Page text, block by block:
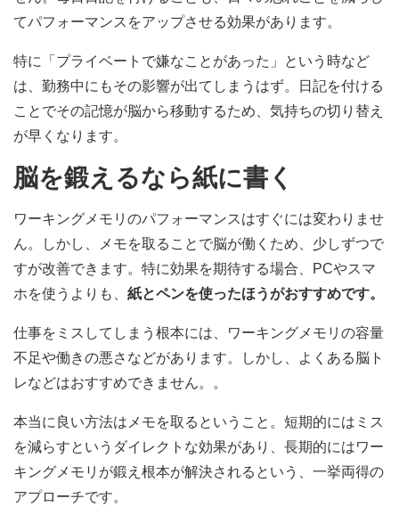
てパフォーマンスをアップさせる効果があります。
特に「プライベートで嫌なことがあった」という時など
は、勤務中にもその影響が出てしまうはず。日記を付ける
ことでその記憶が脳から移動するため、気持ちの切り替え
が早くなります。
脳を鍛えるなら紙に書く
ワーキングメモリのパフォーマンスはすぐには変わりませ
ん。しかし、メモを取ることで脳が働くため、少しずつで
すが改善できます。特に効果を期待する場合、PCやスマ
ホを使うよりも、 紙とペンを使ったほうがおすすめです。
仕事をミスしてしまう根本には、ワーキングメモリの容量
不足や働きの悪さなどがあります。しかし、よくある脳ト
レなどはおすすめできません。。
本当に良い方法はメモを取るということ。短期的にはミス
を減らすというダイレクトな効果があり、長期的にはワー
キングメモリが鍛え根本が解決されるという、一挙両得の
アプローチです。